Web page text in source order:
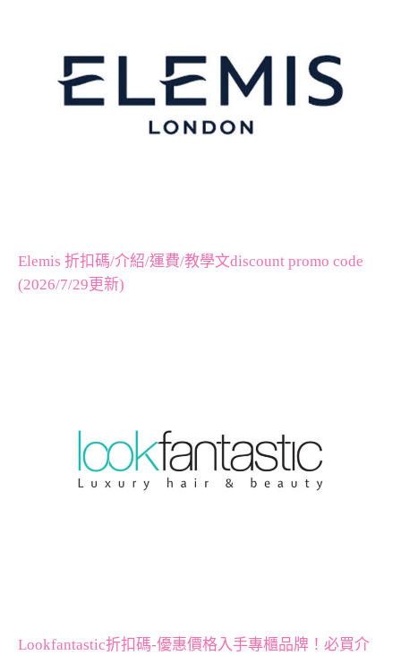
Elemis 折扣碼/介紹/運費/教學文discount promo code
(2026/7/29更新)
Lookfantastic折扣碼-優惠價格入手專櫃品牌！必買介